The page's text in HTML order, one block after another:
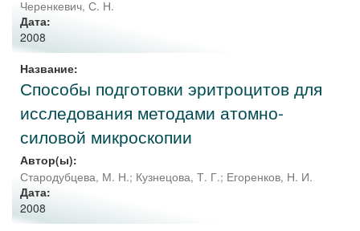
Черенкевич, С. Н.
Дата:
2008
Название:
Способы подготовки эритроцитов для
исследования методами атомно-
силовой микроскопии
Автор(ы):
Стародубцева, М. Н.; Кузнецова, Т. Г.; Егоренков, Н. И.
Дата:
2008